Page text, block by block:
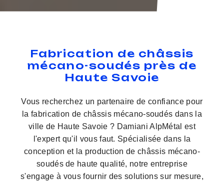
Fabrication de châssis
mécano-soudés près de
Haute Savoie
Vous recherchez un partenaire de confiance pour
la fabrication de châssis mécano-soudés dans la
ville de Haute Savoie ? Damiani AlpMétal est
l'expert qu'il vous faut. Spécialisée dans la
conception et la production de châssis mécano-
soudés de haute qualité, notre entreprise
s'engage à vous fournir des solutions sur mesure,